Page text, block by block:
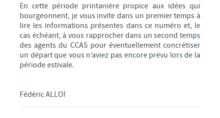
En cette période printanière propice aux idées qui
bourgeonnent, je vous invite dans un premier temps à
lire les informations présentes dans ce numéro et, le
cas échéant, à vous rapprocher dans un second temps
des agents du CCAS pour éventuellement concrétiser
un départ que vous n’aviez pas encore prévu lors de la
période estivale.
Fédéric ALLOÏ